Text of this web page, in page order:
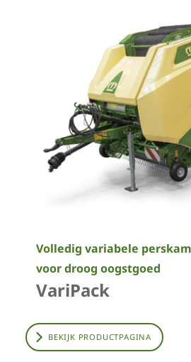
Volledig variabele
voor droog oogstgoed
VariPack
BEKIJK PRODUCTPAGINA